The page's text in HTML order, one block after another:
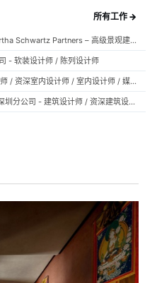
所有工作 →
（上海） 玛莎施瓦茨及合伙人事务所 Martha Schwartz Partners – 高级景观建筑师 Senior Landscape Designer / 景观建筑师 Landscape Designer
- 软装设计师 / 陈列设计师
（上海）dongqi Design 栋栖设计 - 建筑师 / 资深室内设计师 / 室内设计师 / 媒体及公共关系主管 / 设计实习生（常年招聘）
（深圳）英国Quality Innovation United深圳分公司 - 建筑设计师 / 资深建筑设计师 / 室内设计师 / 设计实习生